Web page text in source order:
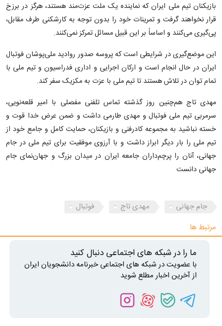
بازیکنان تیم ملی ایران که نماینده یک ملت عزت‌مند هستند، هرگز در برزخ
قرار نخواهند گرفت و تمرینات خود را بدون توجه به کارشکنی طرف مقابل،
پی‌گیری می‌کنند و اساساً بر این قبیل مسائل تمرکز نمی‌کنند.
این موضع‌گیری‌ در شرایطی است که پروسه صدور روادید ملی‌پوشان فوتبال
ایران در حال انجام است و ارکان اجرایی و اداری فدراسیون و تیم ملی با
تمام توان در تلاش هستند تا تیم ملی با عزت به مکزیک سفر کند.
مهدی تاج هم‌چنین روز گذشته تماس تلفنی مفصلی با امیر قلعه‌نویی،
سرمربی تیم ملی فوتبال و مهدی طارمی داشت و ضمن عرض خدا قوت و
خسته نباشید به مجموعه کادرفنی و بازیکنان، حمایت کامل و جامع خود از
تیم ملی را بار دیگر ابراز داشت و با آرزوی موفقیت برای تیم ملی در جام
جهانی، آنان را پرچم‌داران جامعه ایران در میدان بزرگ و جهان‌نمای جام
جهانی دانست
جام جهانی مهدی تاج
فوتبال
مرتبط ها
ما را در شبکه های اجتماعی دنبال کنید
با عضویت در شبکه های اجتماعی خبرنامه دانشجویان ایران
از آخرین اخبار مطلع شوید